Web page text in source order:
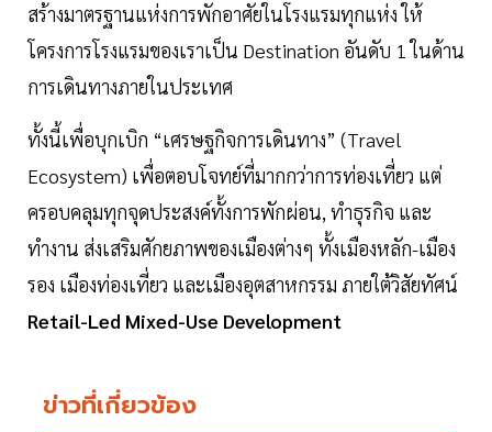
สร้างมาตรฐานแห่งการพักอาศัยในโรงแรมทุกแห่ง ให้
โครงการโรงแรมของเราเป็น Destination อันดับ 1 ในด้าน
การเดินทางภายในประเทศ
ทั้งนี้เพื่อบุกเบิก “เศรษฐกิจการเดินทาง” (Travel
Ecosystem) เพื่อตอบโจทย์ที่มากกว่าการท่องเที่ยว แต่
ครอบคลุมทุกจุดประสงค์ทั้งการพักผ่อน, ทำธุรกิจ และ
ทำงาน ส่งเสริมศักยภาพของเมืองต่างๆ ทั้งเมืองหลัก-เมือง
รอง เมืองท่องเที่ยว และเมืองอุตสาหกรรม ภายใต้วิสัยทัศน์
Retail-Led Mixed-Use Development
ข่าวที่เกี่ยวข้อง